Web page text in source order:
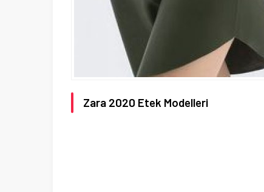
Zara 2020 Etek Modelleri